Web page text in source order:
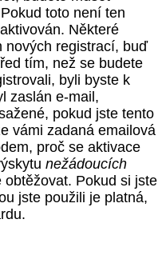
toto není ten
Některé
nových registrací, buď
tím, než se budete
byli byste k
zaslán e-mail,
pokud jste tento
vámi zadaná emailová
proč se aktivace
nežádoucích
Pokud si jste
jste použili je platná,